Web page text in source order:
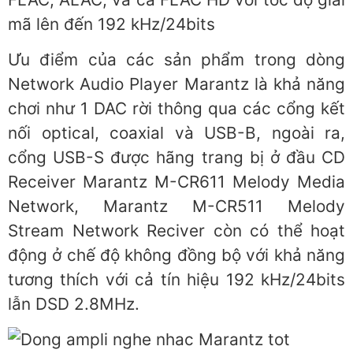
mã lên đến 192 kHz/24bits
Ưu điểm của các sản phẩm trong dòng
Network Audio Player Marantz là khả năng
chơi như 1 DAC rời thông qua các cổng kết
nối optical, coaxial và USB-B, ngoài ra,
cổng USB-S được hãng trang bị ở đầu CD
Receiver Marantz M-CR611 Melody Media
Network, Marantz M-CR511 Melody
Stream Network Reciver còn có thể hoạt
động ở chế độ không đồng bộ với khả năng
tương thích với cả tín hiệu 192 kHz/24bits
lẫn DSD 2.8MHz.